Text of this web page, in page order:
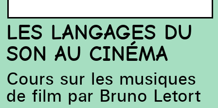
LES LANGAGES DU
SON AU CINÉMA
Cours sur les musiques
de film par Bruno Letort